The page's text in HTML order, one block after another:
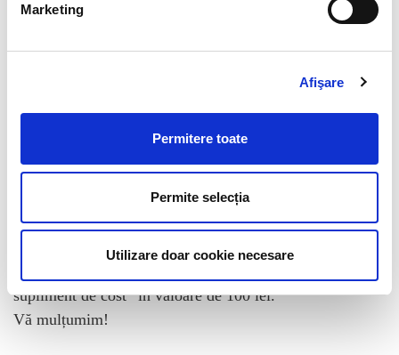
Marketing
Afişare
Permitere toate
Permite selecția
Utilizare doar cookie necesare
lei, iar plata să fie realizată cu cardul sau prin
În cazul în care doriți livrarea comenzii în afara
României, vă rugăm să adăugați comenzii
supliment de cost” în valoare de 100 lei.
Vă mulțumim!